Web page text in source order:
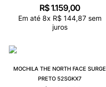
R$ 1.159,00
Em até 8x R$ 144,87sem
juros
MOCHILA THE NORTH FACE SURGE
PRETO 52SGKX7